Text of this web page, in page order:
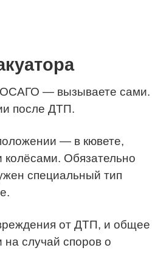
ОСАГО — вызываете сами.
после ДТП.
— в кювете,
колёсами. Обязательно
специальный тип
от ДТП, и общее
на случай споров о